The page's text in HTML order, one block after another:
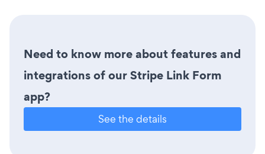
Need to know more about features and
integrations of our Stripe Link Form
app?
See the details